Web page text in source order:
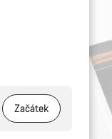
Začátek